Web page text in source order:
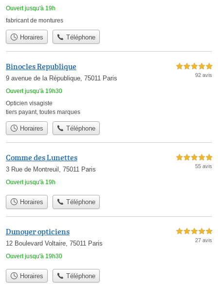
Ouvert jusqu'à 19h
fabricant de montures
Horaires Téléphone
Binocles Republique
9 avenue de la République, 75011 Paris
Ouvert jusqu'à 19h30
5,0 étoiles sur 5
92 avis
Opticien visagiste
tiers payant toutes marques
Horaires Téléphone
Comme des Lunettes
3 Rue de Montreuil, 75011 Paris
Ouvert jusqu'à 19h
5,0 étoiles sur 5
55 avis
Horaires Téléphone
Dunoyer opticiens
12 Boulevard Voltaire, 75011 Paris
Ouvert jusqu'à 19h30
5,0 étoiles sur 5
27 avis
Horaires Téléphone